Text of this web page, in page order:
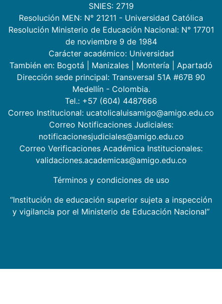
SNIES: 2719
Resolución MEN: N° 21211 - Universidad Católica
Resolución Ministerio de Educación Nacional: N° 17701
de noviembre 9 de 1984
Carácter académico: Universidad
También en: Bogotá Manizales Montería
Apartadó
Dirección sede principal: Transversal 51A #67B 90
Medellín - Colombia.
Tel.: +57 (604) 4487666
Correo Institucional: ucatolicaluisamigo@amigo.edu.co
Correo Notificaciones Judiciales:
notificacionesjudiciales@amigo.edu.co
Correo Verificaciones Académica Institucionales:
validaciones.academicas@amigo.edu.co
Términos y condiciones de uso
“Institución de educación superior sujeta a inspección
y vigilancia por el Ministerio de Educación Nacional”